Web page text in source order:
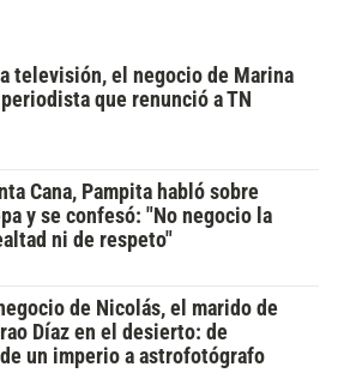
televisión, el negocio de Marina
que renunció a TN
Cana, Pampita habló sobre
y se confesó: "No negocio la
ni de respeto"
de Nicolás, el marido de
Díaz en el desierto: de
un imperio a astrofotógrafo